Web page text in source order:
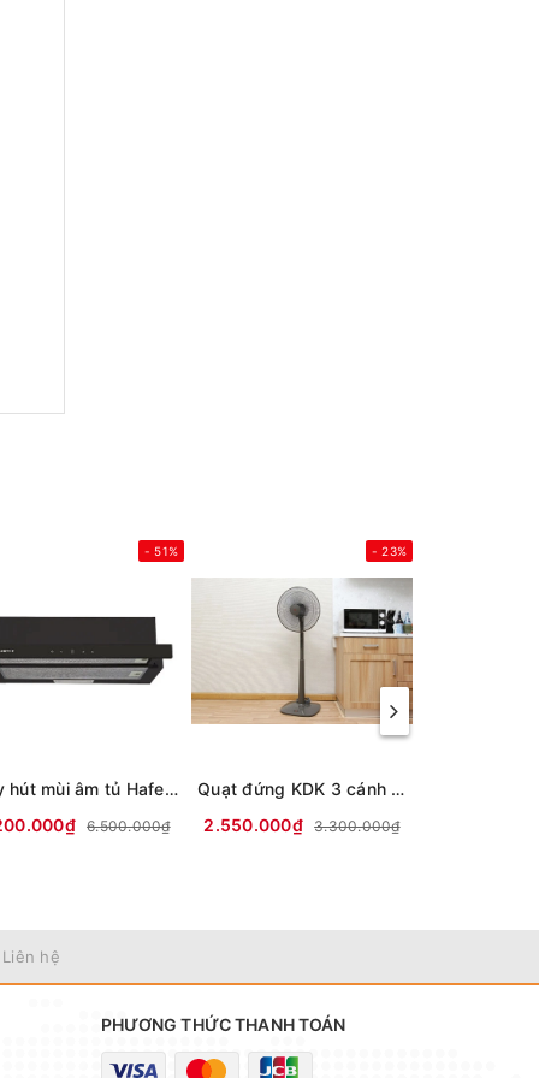
- 51%
Máy hút mùi âm tủ Hafele HC-H7031TB
6.500.000₫
- 23%
Quạt đứng KDK 3 cánh M40K GY 50W
2.550.000₫
3.300.000₫
Liên hệ
PHƯƠNG THỨC THANH TOÁN